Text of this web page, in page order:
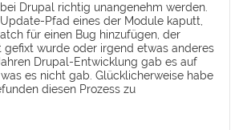
Drupal richtig unangenehm werden.
Pfad eines der Module kaputt,
für einen Bug hinzufügen, der
gefixt wurde oder irgend etwas anderes
Drupal-Entwicklung gab es auf
es nicht gab. Glücklicherweise habe
diesen Prozess zu